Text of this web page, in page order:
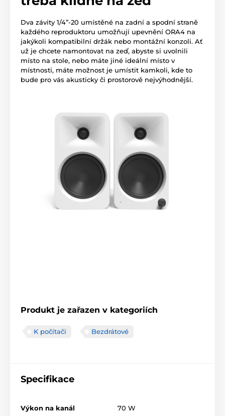
Dva závity 1/4”-20 umístěné na zadní a spodní straně
každého reproduktoru umožňují upevnění ORA4 na
jakýkoli kompatibilní držák nebo montážní konzoli. Ať
už je chcete namontovat na zeď, abyste si uvolnili
místo na stole, nebo máte jiné ideální místo v
místnosti, máte možnost je umístit kamkoli, kde to
bude pro vás akusticky či prostorově nejvýhodnější.
Produkt je zařazen v kategoriích
K počítači Bezdrátové
Specifikace
Výkon na kanál 70 W